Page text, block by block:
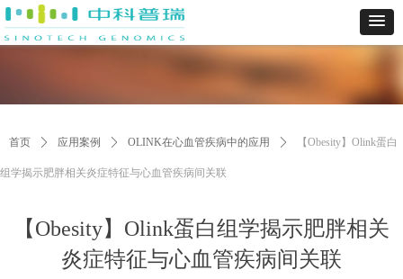
【Obesity】Olink蛋白组学揭示肥胖相关
炎症特征与心血管疾病间关联
首页 ꄲ 应用案例 ꄲ OLINK在心血管疾病中的应用 ꄲ 【Obesity】Olink蛋白
组学揭示肥胖相关炎症特征与心血管疾病间关联